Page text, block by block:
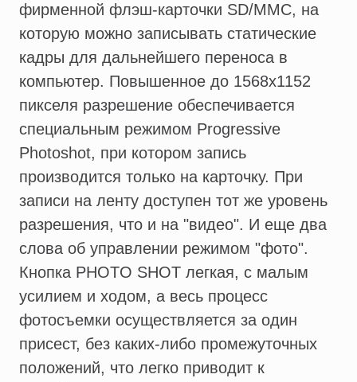
фирменной флэш-карточки SD/MMC, на
которую можно записывать статические
кадры для дальнейшего переноса в
компьютер. Повышенное до 1568х1152
пикселя разрешение обеспечивается
специальным режимом Progressive
Photoshot, при котором запись
производится только на карточку. При
записи на ленту доступен тот же уровень
разрешения, что и на "видео". И еще два
слова об управлении режимом "фото".
Кнопка PHOTO SHOT легкая, с малым
усилием и ходом, а весь процесс
фотосъемки осуществляется за один
присест, без каких-либо промежуточных
положений, что легко приводит к